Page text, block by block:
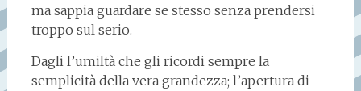
ma sappia guardare se stesso senza prendersi
troppo sul serio.
Dagli l’umiltà che gli ricordi sempre la
semplicità della vera grandezza; l’apertura di